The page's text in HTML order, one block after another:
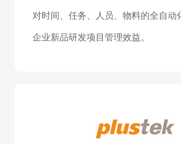
对时间、任务、人员、物料的全自动
企业新品研发项目管理效益。